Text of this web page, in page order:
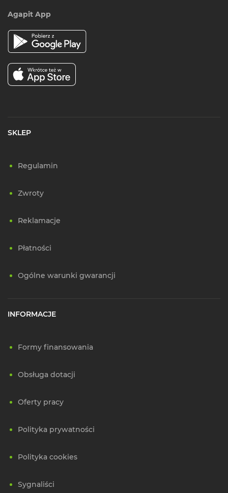
Agapit App
SKLEP
Regulamin
Zwroty
Reklamacje
Płatności
Ogólne warunki gwarancji
INFORMACJE
Formy finansowania
Obsługa dotacji
Oferty pracy
Polityka prywatności
Polityka cookies
Sygnaliści